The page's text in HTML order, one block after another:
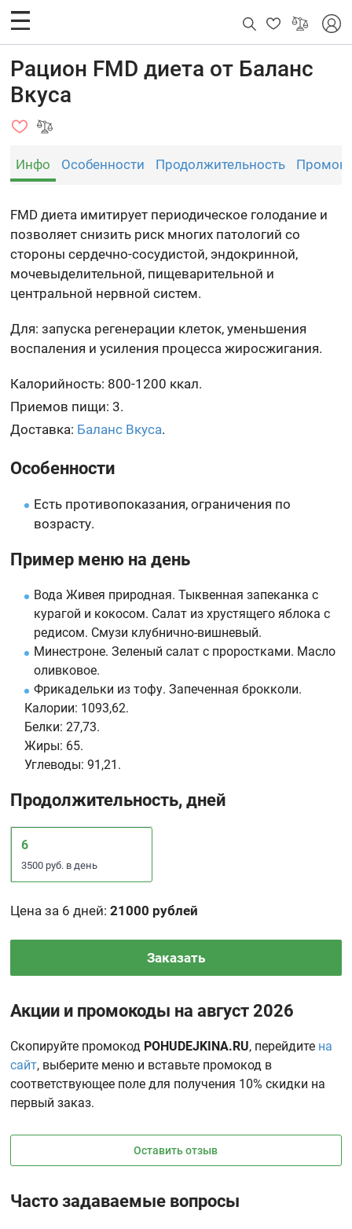
Рацион FMD диета от Баланс
Вкуса
Инфо Особенности Продолжительность
FMD диета имитирует периодическое голодание и
позволяет снизить риск многих патологий со
стороны сердечно-сосудистой, эндокринной,
мочевыделительной, пищеварительной и
центральной нервной систем.
Для: запуска регенерации клеток, уменьшения
воспаления и усиления процесса жиросжигания.
Калорийность: 800-1200 ккал.
Приемов пищи: 3.
Доставка: Баланс Вкуса.
Особенности
Есть противопоказания, ограничения по
возрасту.
Пример меню на день
Вода Живея природная. Тыквенная запеканка с
курагой и кокосом. Салат из хрустящего яблока с
редисом. Смузи клубнично-вишневый.
Минестроне. Зеленый салат с проростками. Масло
оливковое.
Фрикадельки из тофу. Запеченная брокколи.
Калории: 1093,62.
Белки: 27,73.
Жиры: 65.
Углеводы: 91,21.
Продолжительность, дней
6
3500 руб. в день
Цена за 6 дней:21000 рублей
Заказать
Акции и промокоды на август 2026
Скопируйте промокод POHUDEJKINA.RU, перейдите на
сайт, выберите меню и вставьте промокод в
соответствующее поле для получения 10% скидки на
первый заказ.
Оставить отзыв
Часто задаваемые вопросы